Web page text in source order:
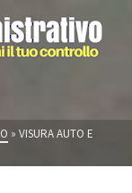
» VISURA AUTO E